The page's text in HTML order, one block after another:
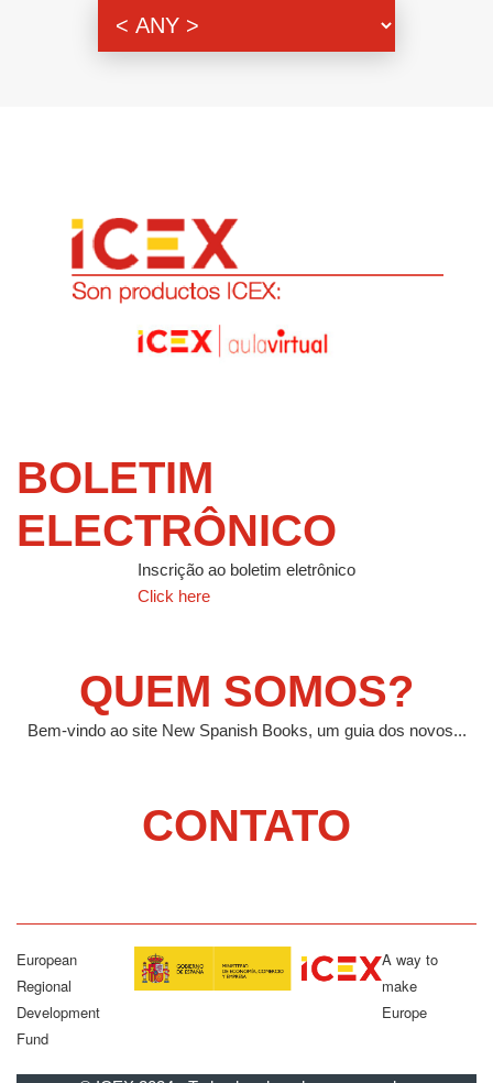
BOLETIM
ELECTRÔNICO
Inscrição ao boletim eletrônico
Click here
QUEM SOMOS?
Bem-vindo ao site New Spanish Books, um guia dos novos...
CONTATO
European
Regional
Development
Fund
A way to
make
Europe